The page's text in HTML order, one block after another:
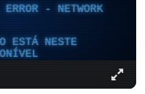
- NETWORK
ESTÁ NESTE